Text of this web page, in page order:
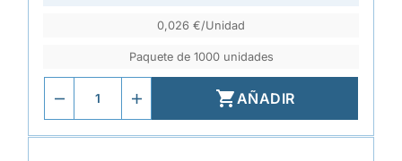
0,026 €/Unidad
Paquete de 1000 unidades
AÑADIR